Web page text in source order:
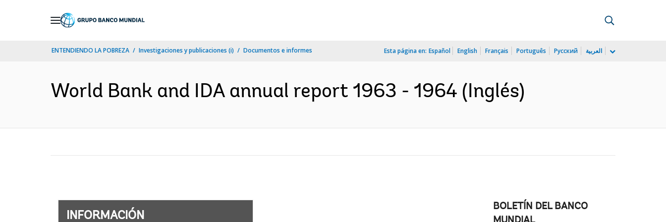
ENTENDIENDO LA POBREZA Investigaciones y publicaciones (i) Documentos e informes Esta página en: Español English Français Português Русский العربية
World Bank and IDA annual report 1963 - 1964 (Inglés)
INFORMACIÓN
BOLETÍN DEL BANCO